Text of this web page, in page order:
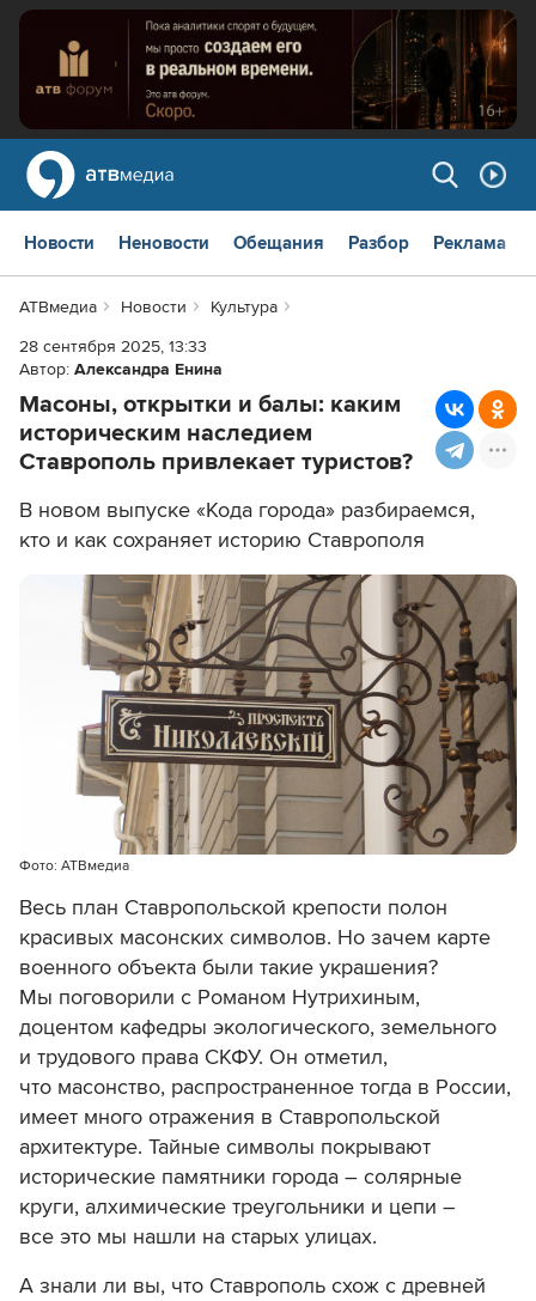
Новости Неновости Обещания Разбор Реклама
АТВмедиа Новости
Культура
28 сентября 2025, 13:33
Автор: Александра Енина
Масоны, открытки и балы: каким
историческим наследием
Ставрополь привлекает туристов?
В новом выпуске «Кода города» разбираемся,
кто и как сохраняет историю Ставрополя
Фото: АТВмедиа
Весь план Ставропольской крепости полон
красивых масонских символов. Но зачем карте
военного объекта были такие украшения?
Мы поговорили с Романом Нутрихиным,
доцентом кафедры экологического, земельного
и трудового права СКФУ. Он отметил,
что масонство, распространенное тогда в России,
имеет много отражения в Ставропольской
архитектуре. Тайные символы покрывают
исторические памятники города ­– солярные
круги, алхимические треугольники и цепи –
все это мы нашли на старых улицах.
А знали ли вы, что Ставрополь схож с древней